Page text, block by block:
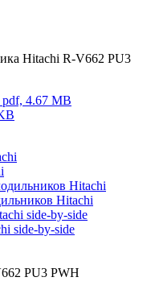
Hitachi R-V662 PU3
pdf, 4.67 MB
Hitachi
side-by-side
PU3 PWH